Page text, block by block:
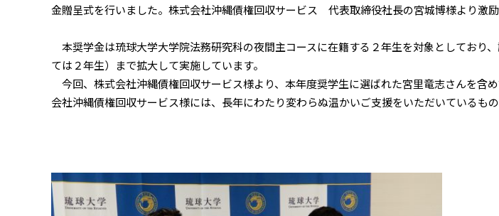
金贈呈式を行いました。株式会社沖縄債権回収サービス 代表取締役社長の宮城博様より激
本奨学金は琉球大学大学院法務研究科の夜間主コースに在籍する２年生を対象としており
ては２年生）まで拡大して実施しています。
今回、株式会社沖縄債権回収サービス様より、本年度奨学生に選ばれた宮里竜志さんを含
会社沖縄債権回収サービス様には、長年にわたり変わらぬ温かいご支援をいただいているもの